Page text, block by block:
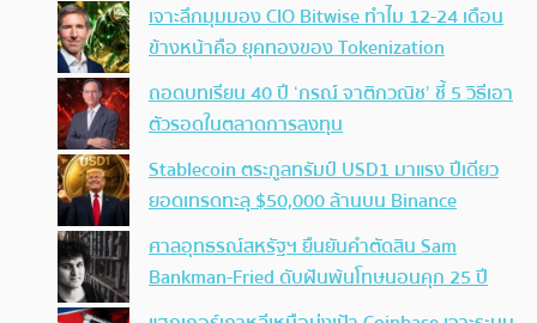
เจาะลึกมุมมอง CIO Bitwise ทำไม 12-24 เดือน
ข้างหน้าคือ ยุคทองของ Tokenization
ถอดบทเรียน 40 ปี ‘กรณ์ จาติกวณิช’ ชี้ 5 วิธีเอา
ตัวรอดในตลาดการลงทุน
Stablecoin ตระกูลทรัมป์ USD1 มาแรง ปีเดียว
ยอดเทรดทะลุ $50,000 ล้านบน Binance
ศาลอุทธรณ์สหรัฐฯ ยืนยันคำตัดสิน Sam
Bankman-Fried ดับฝันพ้นโทษนอนคุก 25 ปี